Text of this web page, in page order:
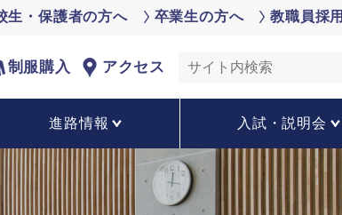
生・保護者の方へ 卒業生の方へ 教職員採用
制服購入 アクセス
進路情報 入試・説明会